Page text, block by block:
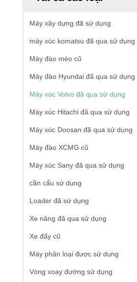
Máy xây dựng đã sử dụng
máy xúc komatsu đã qua sử dụng
Máy đào mèo cũ
Máy đào Hyundai đã qua sử dụng
Máy xúc Volvo đã qua sử dụng
Máy xúc Hitachi đã qua sử dụng
Máy xúc Doosan đã qua sử dụng
Máy đào XCMG cũ
Máy xúc Sany đã qua sử dụng
cần cẩu sử dụng
Loader đã sử dụng
Xe nâng đã qua sử dụng
Xe đẩy cũ
Máy phân loại được sử dụng
Vòng xoay đường sử dụng